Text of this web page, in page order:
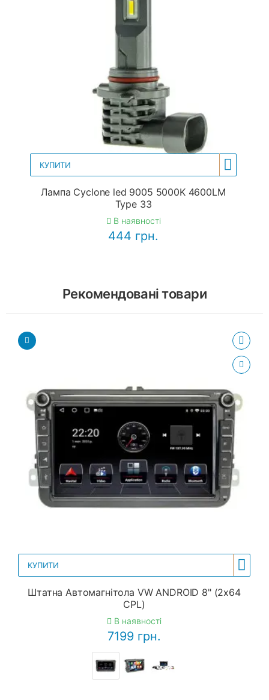
КУПИТИ
Лампа Cyclone led 9005 5000K 4600LM
Type 33
В наявності
444 грн.
Рекомендовані товари
КУПИТИ
Штатна Автомагнітола VW ANDROID 8" (2x64
CPL)
В наявності
7199 грн.